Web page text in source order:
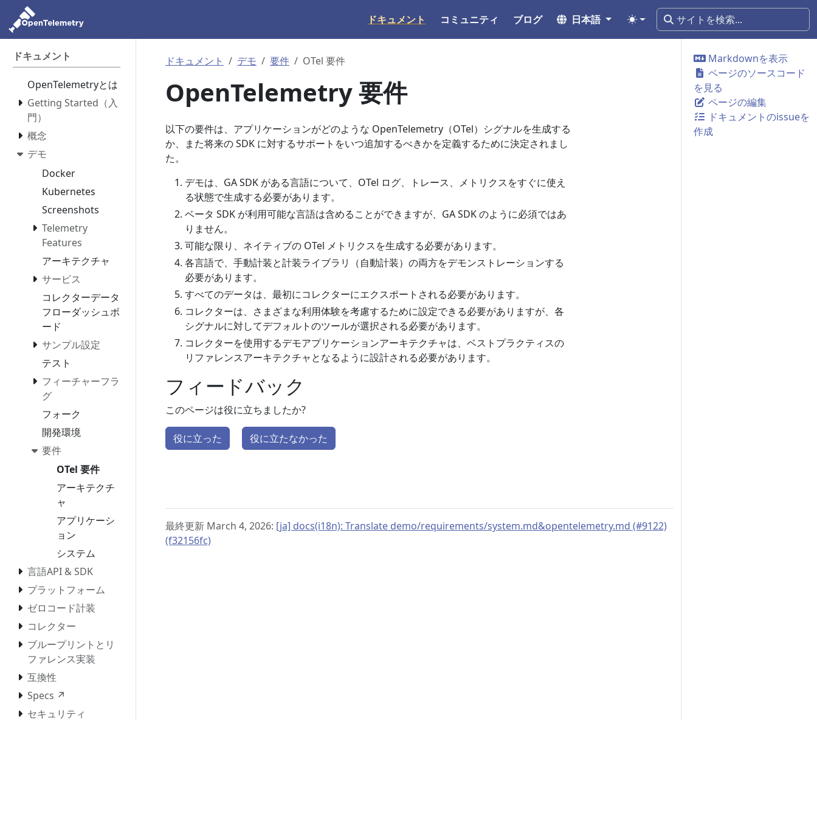
ドキュメント コミュニティ ブログ 日本語
ドキュメント
OpenTelemetryとは
Getting Started（入
門）
概念
デモ
Docker
Kubernetes
Screenshots
Telemetry
Features
アーキテクチャ
サービス
コレクターデータ
フローダッシュボ
ード
サンプル設定
テスト
フィーチャーフラ
グ
フォーク
開発環境
要件
OTel 要件
アーキテクチ
ャ
アプリケーシ
ョン
システム
言語API & SDK
プラットフォーム
ゼロコード計装
コレクター
ブループリントとリ
ファレンス実装
互換性
Specs ↗
セキュリティ
Markdownを表示
ページのソースコード
を見る
ページの編集
ドキュメントのissueを
作成
ドキュメント デモ 要件 OTel 要件
OpenTelemetry 要件
以下の要件は、アプリケーションがどのような OpenTelemetry（OTel）シグナルを生成する
か、また将来の SDK に対するサポートをいつ追加するべきかを定義するために決定されまし
た。
デモは、GA SDK がある言語について、OTel ログ、トレース、メトリクスをすぐに使え
る状態で生成する必要があります。
ベータ SDK が利用可能な言語は含めることができますが、GA SDK のように必須ではあ
りません。
可能な限り、ネイティブの OTel メトリクスを生成する必要があります。
各言語で、手動計装と計装ライブラリ（自動計装）の両方をデモンストレーションする
必要があります。
すべてのデータは、最初にコレクターにエクスポートされる必要があります。
コレクターは、さまざまな利用体験を考慮するために設定できる必要がありますが、各
シグナルに対してデフォルトのツールが選択される必要があります。
コレクターを使用するデモアプリケーションアーキテクチャは、ベストプラクティスの
リファレンスアーキテクチャとなるように設計される必要があります。
フィードバック
このページは役に立ちましたか?
役に立った 役に立たなかった
最終更新 March 4, 2026: [ja] docs(i18n): Translate demo/requirements/system.md&opentelemetry.md (#9122)
(f32156fc)